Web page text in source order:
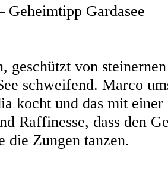
Gardasee
geschützt von
schweifend. Marco
kocht und das mit einer
Raffinesse, dass den
die Zungen tanzen.